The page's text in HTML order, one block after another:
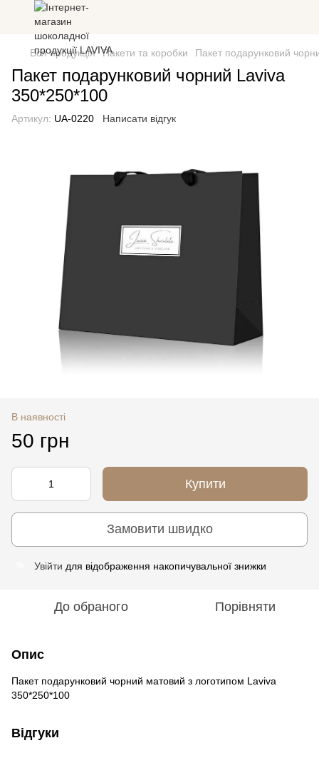
Вся продукція Пакети та коробки Пакет подарунковий
Пакет подарунковий чорний Laviva
350*250*100
Артикул: UA-0220 Написати відгук
В наявності
50 грн
Купити
Замовити швидко
Увійти для відображення накопичувальної знижки
До обраного Порівняти
Опис
Пакет подарунковий чорний матовий з логотипом Laviva
350*250*100
Відгуки